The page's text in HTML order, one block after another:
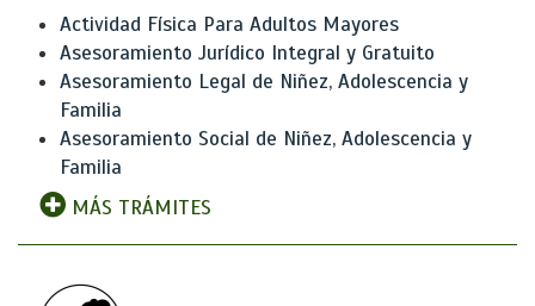
Actividad Física Para Adultos Mayores
Asesoramiento Jurídico Integral y Gratuito
Asesoramiento Legal de Niñez, Adolescencia y
Familia
Asesoramiento Social de Niñez, Adolescencia y
Familia
MÁS TRÁMITES